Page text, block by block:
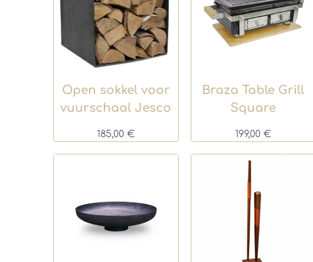
Open sokkel voor
vuurschaal Jesco
185,00€
Braza Table Grill
Square
199,00€